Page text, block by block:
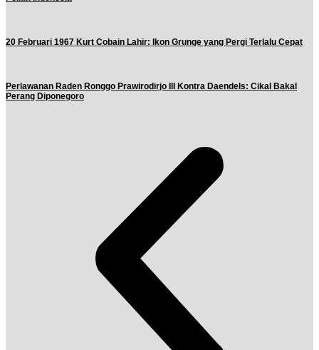
20 Februari 1967 Kurt Cobain Lahir: Ikon Grunge yang Pergi Terlalu Cepat
Perlawanan Raden Ronggo Prawirodirjo III Kontra Daendels: Cikal Bakal
Perang Diponegoro